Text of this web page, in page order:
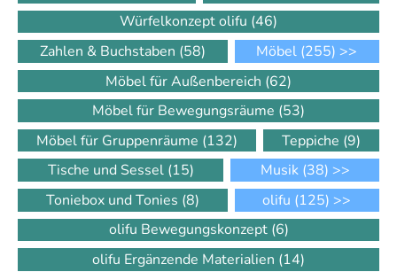
Würfelkonzept olifu (46)
Zahlen & Buchstaben (58) Möbel (255) >>
Möbel für Außenbereich (62)
Möbel für Bewegungsräume (53)
Möbel für Gruppenräume (132) Teppiche (9)
Tische und Sessel (15) Musik (38) >>
Toniebox und Tonies (8) olifu (125) >>
olifu Bewegungskonzept (6)
olifu Ergänzende Materialien (14)